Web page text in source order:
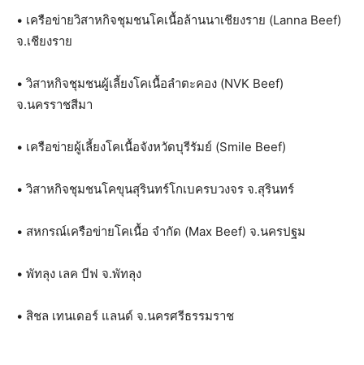
• เครือข่ายวิสาหกิจชุมชนโคเนื้อล้านนาเชียงราย (Lanna Beef)
จ.เชียงราย
• วิสาหกิจชุมชนผู้เลี้ยงโคเนื้อลำตะคอง (NVK Beef)
จ.นครราชสีมา
• เครือข่ายผู้เลี้ยงโคเนื้อจังหวัดบุรีรัมย์ (Smile Beef)
• วิสาหกิจชุมชนโคขุนสุรินทร์โกเบครบวงจร จ.สุรินทร์
• สหกรณ์เครือข่ายโคเนื้อ จำกัด (Max Beef) จ.นครปฐม
• พัทลุง เลค บีฟ จ.พัทลุง
• สิชล เทนเดอร์ แลนด์ จ.นครศรีธรรมราช